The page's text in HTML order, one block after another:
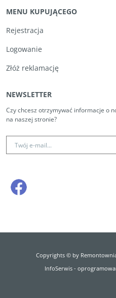
MENU KUPUJĄCEGO
Rejestracja
Logowanie
Złóż reklamację
NEWSLETTER
Czy chcesz otrzymywać informacje o
na naszej stronie?
Copyrights © by
InfoSerwis-